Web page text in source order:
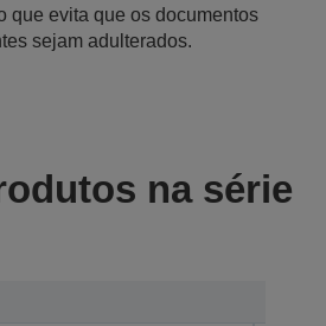
que evita que os documentos
sejam adulterados.
na série